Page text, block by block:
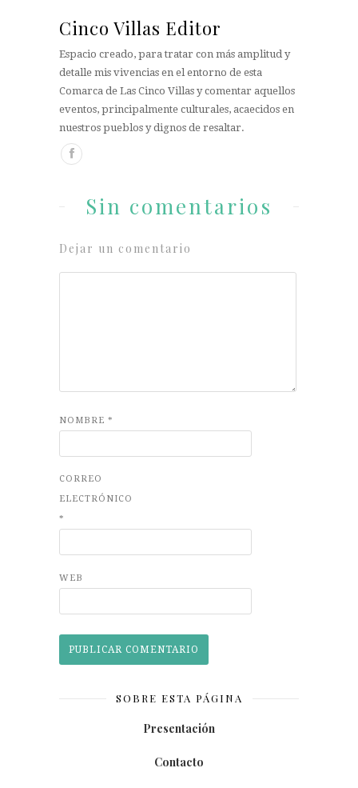
Cinco Villas Editor
Espacio creado, para tratar con más amplitud y
detalle mis vivencias en el entorno de esta
Comarca de Las Cinco Villas y comentar aquellos
eventos, principalmente culturales, acaecidos en
nuestros pueblos y dignos de resaltar.
Sin comentarios
Dejar un comentario
NOMBRE *
CORREO
ELECTRÓNICO
*
WEB
SOBRE ESTA PÁGINA
Presentación
Contacto